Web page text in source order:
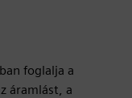
foglalja a
áramlást, a